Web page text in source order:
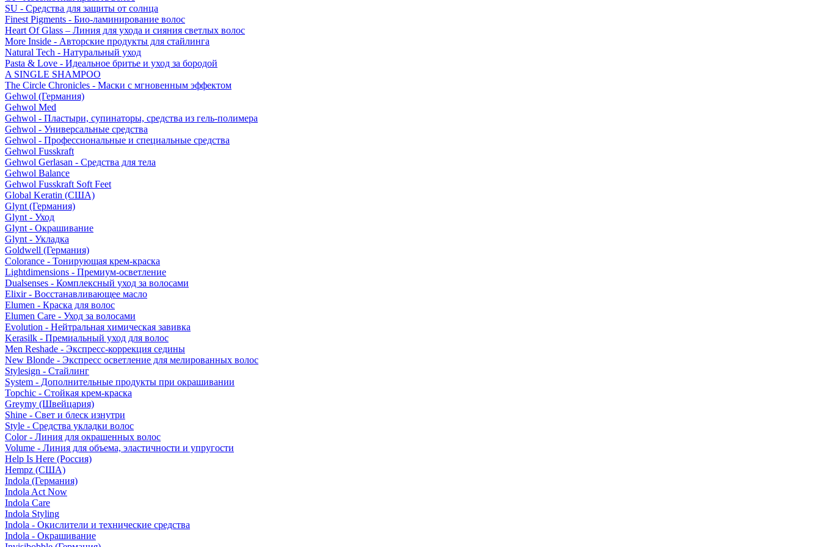
SU - Средства для защиты от солнца
Finest Pigments - Био-ламинирование волос
Heart Of Glass – Линия для ухода и сияния светлых волос
More Inside - Авторские продукты для стайлинга
Natural Tech - Натуральный уход
Pasta & Love - Идеальное бритье и уход за бородой
A SINGLE SHAMPOO
The Circle Chronicles - Маски с мгновенным эффектом
Gehwol (Германия)
Gehwol Med
Gehwol - Пластыри, супинаторы, средства из гель-полимера
Gehwol - Универсальные средства
Gehwol - Профессиональные и специальные средства
Gehwol Fusskraft
Gehwol Gerlasan - Средства для тела
Gehwol Balance
Gehwol Fusskraft Soft Feet
Global Keratin (США)
Glynt (Германия)
Glynt - Уход
Glynt - Окрашивание
Glynt - Укладка
Goldwell (Германия)
Colorance - Тонирующая крем-краска
Lightdimensions - Премиум-осветление
Dualsenses - Комплексный уход за волосами
Elixir - Восстанавливающее масло
Elumen - Краска для волос
Elumen Care - Уход за волосами
Evolution - Нейтральная химическая завивка
Kerasilk - Премиальный уход для волос
Men Reshade - Экспресс-коррекция седины
New Blonde - Экспресс осветление для мелированных волос
Stylesign - Стайлинг
System - Дополнительные продукты при окрашивании
Topchic - Стойкая крем-краска
Greymy (Швейцария)
Shine - Свет и блеск изнутри
Style - Средства укладки волос
Color - Линия для окрашенных волос
Volume - Линия для объема, эластичности и упругости
Help Is Here (Россия)
Hempz (США)
Indola (Германия)
Indola Act Now
Indola Care
Indola Styling
Indola - Окислители и технические средства
Indola - Окрашивание